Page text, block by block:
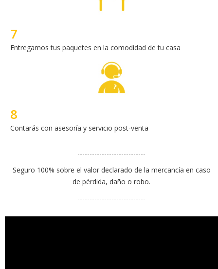
7
Entregamos tus paquetes en la comodidad de tu casa
8
Contarás con asesoría y servicio post-venta
----------------------------
Seguro 100% sobre el valor declarado de la mercancía en caso
de pérdida, daño o robo.
----------------------------